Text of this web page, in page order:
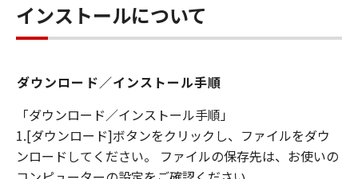
インストールについて
ダウンロード／インストール手順
「ダウンロード／インストール手順」
1.[ダウンロード]ボタンをクリックし、ファイルをダウ
ンロードしてください。 ファイルの保存先は、お使いの